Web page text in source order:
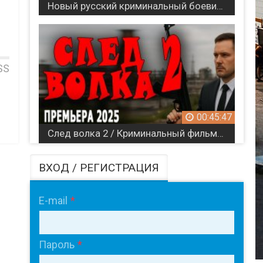
Новый русский криминальный боевик / РЖАВЧИНА (Детективный триллер)
00:45:47
След волка 2 / Криминальный фильм (2025)
ВХОД / РЕГИСТРАЦИЯ
E-mail
Пароль